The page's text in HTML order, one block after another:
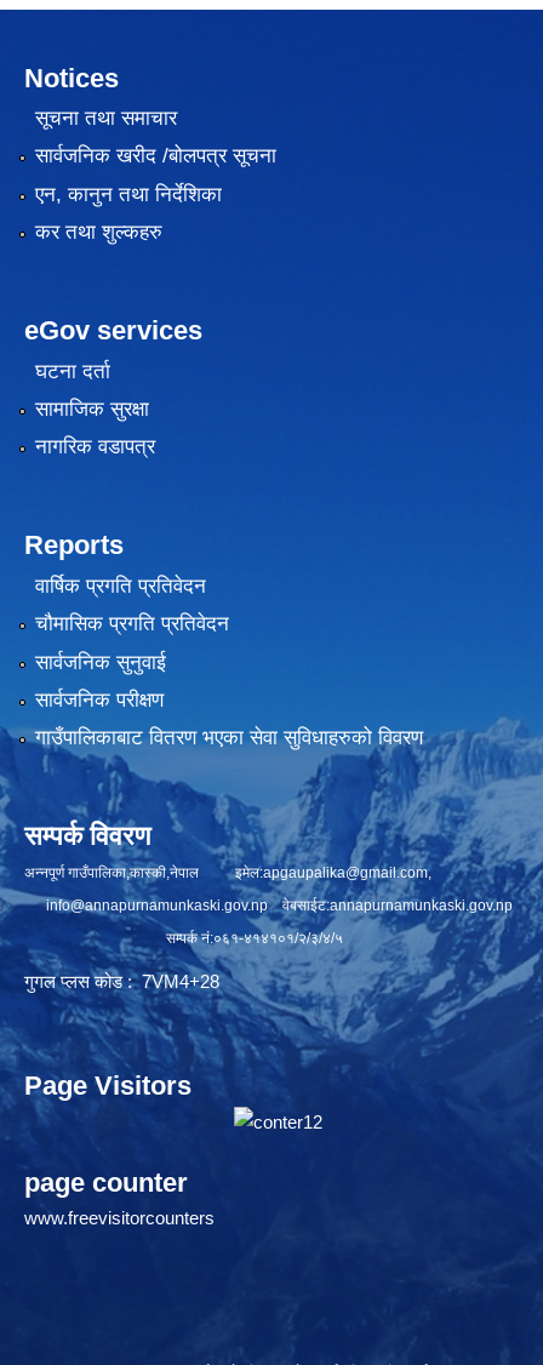
Notices
सूचना तथा समाचार
सार्वजनिक खरीद /बोलपत्र सूचना
एन, कानुन तथा निर्देशिका
कर तथा शुल्कहरु
eGov services
घटना दर्ता
सामाजिक सुरक्षा
नागरिक वडापत्र
Reports
वार्षिक प्रगति प्रतिवेदन
चौमासिक प्रगति प्रतिवेदन
सार्वजनिक सुनुवाई
सार्वजनिक परीक्षण
गाउँपालिकाबाट वितरण भएका सेवा सुविधाहरुको विवरण
सम्पर्क विवरण
अन्नपूर्ण गाउँपालिका,कास्की,नेपाल इमेल:apgaupalika@gmail.com,
info@annapurnamunkaski.gov.npवेबसाईट:annapurnamunkaski.gov.np
सम्पर्क नं:०६१-४१४१०१/२/३/४/५
गुगल प्लस कोड : 7VM4+28
Page Visitors
page counter
www.freevisitorcounters